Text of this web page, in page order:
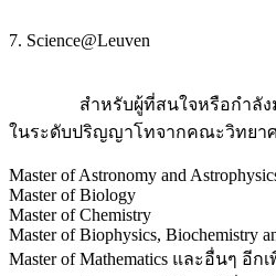
7. Science@Leuven
สำหรับผู้ที่สนใจหรือกำลังมองหา
ในระดับปริญญาโทจากคณะวิทยา
Master of Astronomy and
Master of Biology
Master of Chemistry
Master of Biophysics, Biochemistry
Master of Mathematics และอื่นๆ อีก